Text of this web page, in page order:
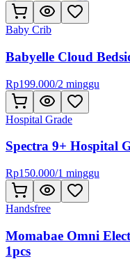
Baby Crib
Babyelle Cloud
Rp199.000/2 minggu
Hospital Grade
Spectra 9+ Hospital
Rp150.000/1 minggu
Handsfree
Momabae Omni
1pcs